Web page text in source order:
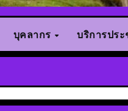
บุคลากร บริการปร